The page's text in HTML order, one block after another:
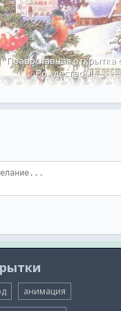
Православная открытка
Рождеством!
анимация